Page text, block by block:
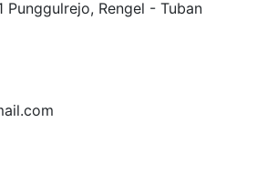
Punggulrejo, Rengel - Tuban